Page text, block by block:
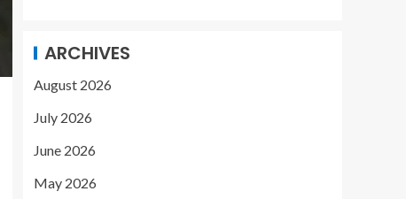
ARCHIVES
August 2026
July 2026
June 2026
May 2026